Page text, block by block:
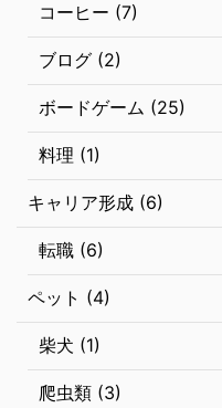
コーヒー (7)
ブログ (2)
ボードゲーム (25)
料理 (1)
キャリア形成 (6)
転職 (6)
ペット (4)
柴犬 (1)
爬虫類 (3)